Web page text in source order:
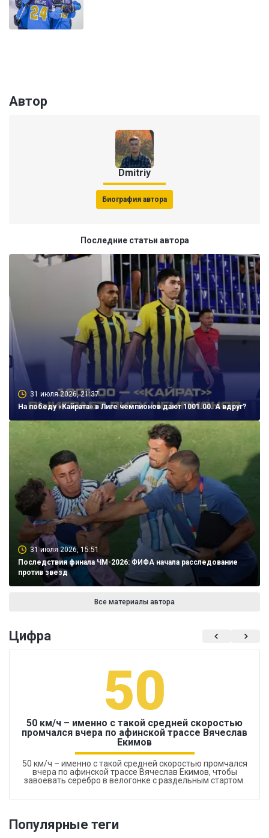
Автор
Dmitriy
Биография автора
Последние статьи автора
31 июля 2026, 21:37
На победу «Кайрата» в Лиге чемпионов дают 1001.00. А вдруг?
31 июля 2026, 15:51
Последствия финала ЧМ-2026: ФИФА начала расследование
против звезд
Все материалы автора
Цифра
50
50 км/ч – именно с такой средней скоростью
промчался вчера по афинской трассе Вячеслав
Екимов
50 км/ч – именно с такой средней скоростью промчался
вчера по афинской трассе Вячеслав Екимов, чтобы
завоевать серебро в велогонке с раздельным стартом.
Популярные теги